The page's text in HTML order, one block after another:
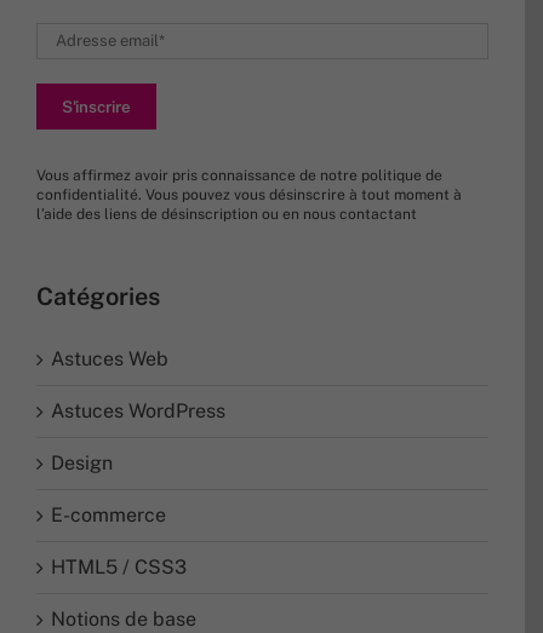
Vous affirmez avoir pris connaissance de notre politique de
confidentialité. Vous pouvez vous désinscrire à tout moment à
l’aide des liens de désinscription ou en nous contactant
Catégories
Astuces Web
Astuces WordPress
Design
E-commerce
HTML5 / CSS3
Notions de base